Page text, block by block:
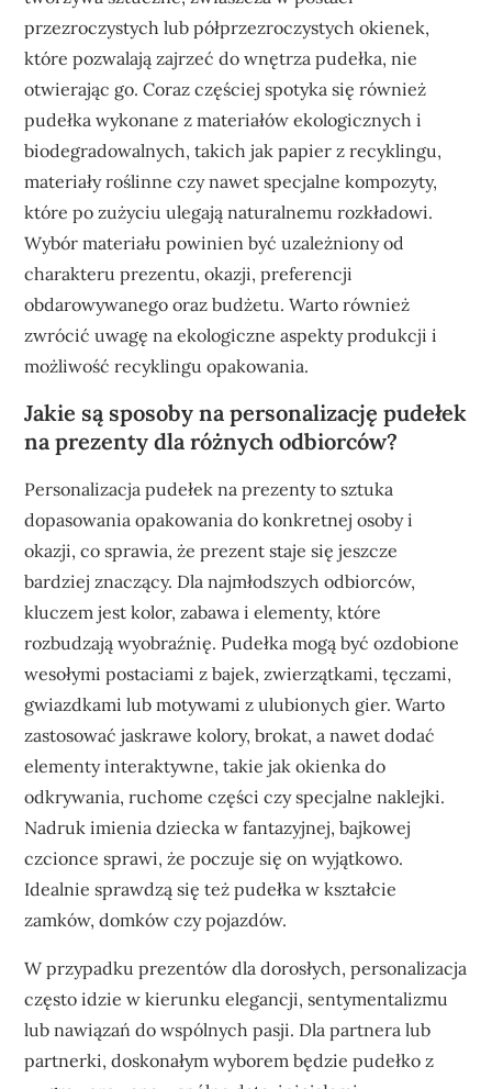
przezroczystych lub półprzezroczystych okienek,
które pozwalają zajrzeć do wnętrza pudełka, nie
otwierając go. Coraz częściej spotyka się również
pudełka wykonane z materiałów ekologicznych i
biodegradowalnych, takich jak papier z recyklingu,
materiały roślinne czy nawet specjalne kompozyty,
które po zużyciu ulegają naturalnemu rozkładowi.
Wybór materiału powinien być uzależniony od
charakteru prezentu, okazji, preferencji
obdarowywanego oraz budżetu. Warto również
zwrócić uwagę na ekologiczne aspekty produkcji i
możliwość recyklingu opakowania.
Jakie są sposoby na personalizację pudełek
na prezenty dla różnych odbiorców?
Personalizacja pudełek na prezenty to sztuka
dopasowania opakowania do konkretnej osoby i
okazji, co sprawia, że prezent staje się jeszcze
bardziej znaczący. Dla najmłodszych odbiorców,
kluczem jest kolor, zabawa i elementy, które
rozbudzają wyobraźnię. Pudełka mogą być ozdobione
wesołymi postaciami z bajek, zwierzątkami, tęczami,
gwiazdkami lub motywami z ulubionych gier. Warto
zastosować jaskrawe kolory, brokat, a nawet dodać
elementy interaktywne, takie jak okienka do
odkrywania, ruchome części czy specjalne naklejki.
Nadruk imienia dziecka w fantazyjnej, bajkowej
czcionce sprawi, że poczuje się on wyjątkowo.
Idealnie sprawdzą się też pudełka w kształcie
zamków, domków czy pojazdów.
W przypadku prezentów dla dorosłych, personalizacja
często idzie w kierunku elegancji, sentymentalizmu
lub nawiązań do wspólnych pasji. Dla partnera lub
partnerki, doskonałym wyborem będzie pudełko z